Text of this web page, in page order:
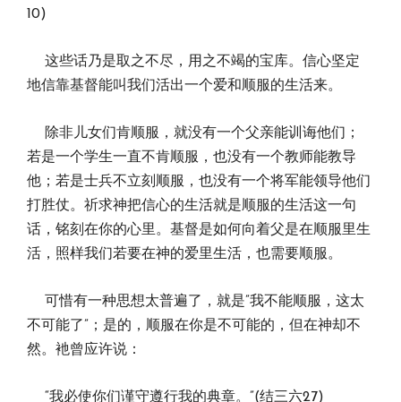
10)
这些话乃是取之不尽，用之不竭的宝库。信心坚定
地信靠基督能叫我们活出一个爱和顺服的生活来。
除非儿女们肯顺服，就没有一个父亲能训诲他们；
若是一个学生一直不肯顺服，也没有一个教师能教导
他；若是士兵不立刻顺服，也没有一个将军能领导他们
打胜仗。祈求神把信心的生活就是顺服的生活这一句
话，铭刻在你的心里。基督是如何向着父是在顺服里生
活，照样我们若要在神的爱里生活，也需要顺服。
可惜有一种思想太普遍了，就是”我不能顺服，这太
不可能了”；是的，顺服在你是不可能的，但在神却不
然。衪曾应许说：
“我必使你们谨守遵行我的典章。”(结三六27)